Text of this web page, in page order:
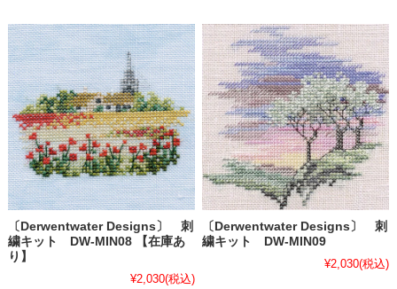
〔Derwentwater Designs〕 刺
繍キット DW-MIN08 【在庫あ
り】
¥2,030(税込)
〔Derwentwater Designs〕 刺
繍キット DW-MIN09
¥2,030(税込)